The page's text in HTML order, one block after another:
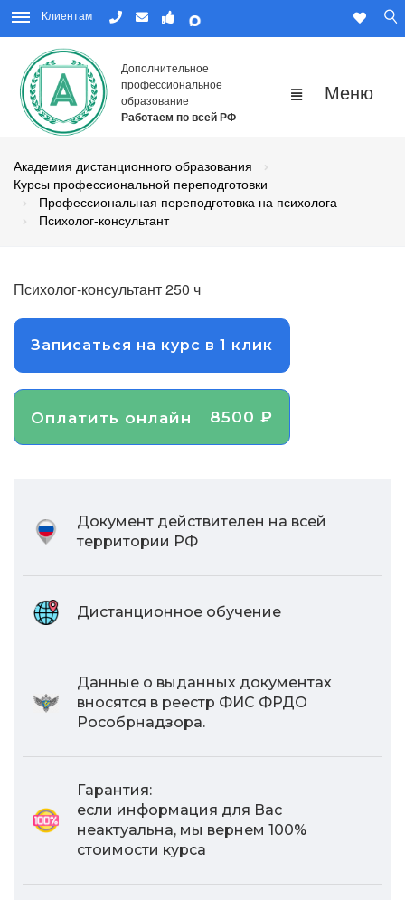
Клиентам
Дополнительное
профессиональное
образование
Работаем по всей РФ
Академия дистанционного образования
Курсы профессиональной переподготовки
Профессиональная переподготовка на психолога
Психолог-консультант
Психолог-консультант 250 ч
Записаться на курс в 1 клик
Оплатить онлайн 8500 ₽
Документ действителен на всей
территории РФ
Дистанционное обучение
Данные о выданных документах
вносятся в реестр ФИС ФРДО
Рособрнадзора.
Гарантия:
если информация для Вас
неактуальна, мы вернем 100%
стоимости курса